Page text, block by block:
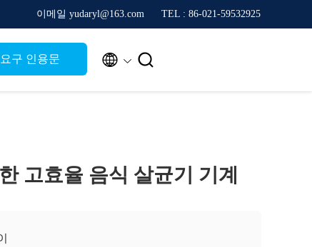
이메일 yudaryl@163.com TEL : 86-021-59532925
요구 인용문  
고효율 음식 살균기 기계